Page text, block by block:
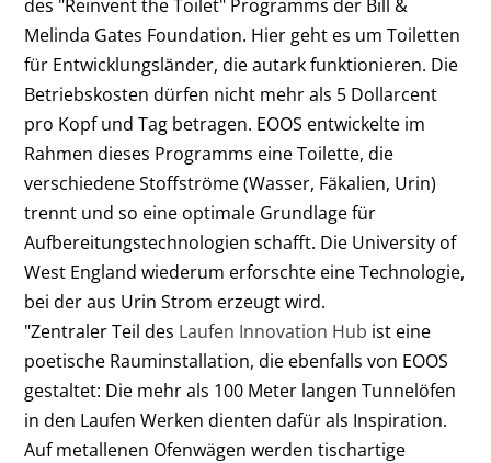
des "Reinvent the Toilet" Programms der Bill &
Melinda Gates Foundation. Hier geht es um Toiletten
für Entwicklungsländer, die autark funktionieren. Die
Betriebskosten dürfen nicht mehr als 5 Dollarcent
pro Kopf und Tag betragen. EOOS entwickelte im
Rahmen dieses Programms eine Toilette, die
verschiedene Stoffströme (Wasser, Fäkalien, Urin)
trennt und so eine optimale Grundlage für
Aufbereitungstechnologien schafft. Die University of
West England wiederum erforschte eine Technologie,
bei der aus Urin Strom erzeugt wird.
"Zentraler Teil des Laufen Innovation Hub ist eine
poetische Rauminstallation, die ebenfalls von EOOS
gestaltet: Die mehr als 100 Meter langen Tunnelöfen
in den Laufen Werken dienten dafür als Inspiration.
Auf metallenen Ofenwägen werden tischartige